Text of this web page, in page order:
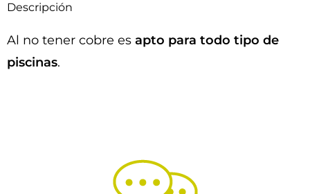
Descripción
Al no tener cobre es apto para todo tipo de
piscinas.